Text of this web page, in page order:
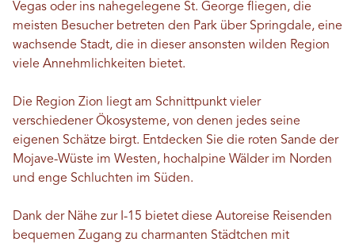
Vegas oder ins nahegelegene St. George fliegen, die
meisten Besucher betreten den Park über Springdale, eine
wachsende Stadt, die in dieser ansonsten wilden Region
viele Annehmlichkeiten bietet.
Die Region Zion liegt am Schnittpunkt vieler
verschiedener Ökosysteme, von denen jedes seine
eigenen Schätze birgt. Entdecken Sie die roten Sande der
Mojave-Wüste im Westen, hochalpine Wälder im Norden
und enge Schluchten im Süden.
Dank der Nähe zur I-15 bietet diese Autoreise Reisenden
bequemen Zugang zu charmanten Städtchen mit